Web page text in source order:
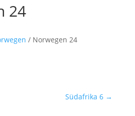
24
/ Norwegen 24
Südafrika 6 →